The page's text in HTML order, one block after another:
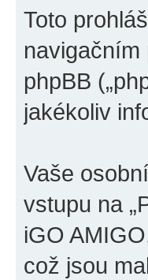
Toto
navigačním
phpBB
jakékoliv
Vaše
vstupu na
iGO
což jsou